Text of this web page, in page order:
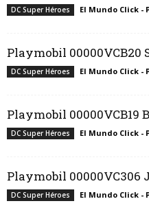
DC Super Héroes El Mundo Click -
Playmobil 00000VCB20
DC Super Héroes El Mundo Click -
Playmobil 00000VCB19
DC Super Héroes El Mundo Click -
Playmobil 00000VC306
DC Super Héroes El Mundo Click -